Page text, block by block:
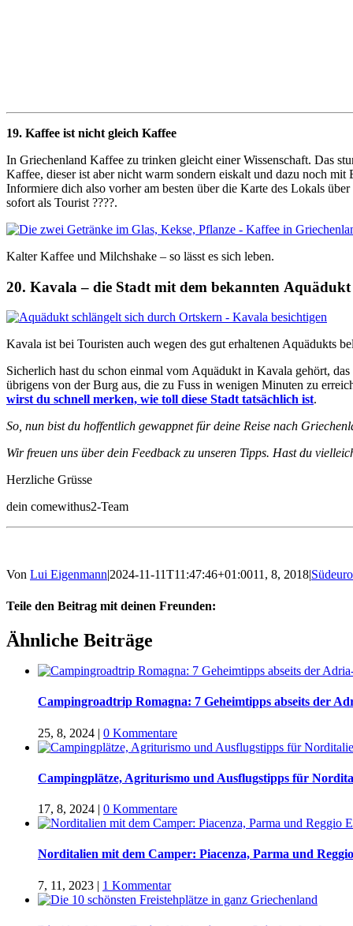
19. Kaffee ist nicht gleich Kaffee
In Griechenland Kaffee zu trinken gleicht einer Wissenschaft. Das
Kaffee, dieser ist aber nicht warm sondern eiskalt und dazu noch
Informiere dich also vorher am besten über die Karte des Lokals
sofort als Tourist ????.
Kalter Kaffee und Milchshake – so lässt es sich leben.
20. Kavala – die Stadt mit dem bekannten Aquädukt
Kavala ist bei Touristen auch wegen des gut erhaltenen Aquädukts
Sicherlich hast du schon einmal vom Aquädukt in Kavala gehört,
übrigens von der Burg aus, die zu Fuss in wenigen Minuten zu
wirst du schnell merken, wie toll diese Stadt tatsächlich ist.
So, nun bist du hoffentlich gewappnet für deine Reise nach
Wir freuen uns über dein Feedback zu unseren Tipps. Hast du
Herzliche Grüsse
dein comewithus2-Team
Von Lui Eigenmann2024-11-11T11:47:46+01:0011, 8, 2018
Teile den Beitrag mit deinen Freunden:
Facebook
Twitter
LinkedIn
Google+
Pinterest
Email
Ähnliche Beiträge
Campingroadtrip Romagna: 7 Geheimtipps abseits der
25, 8, 2024 | 0 Kommentare
Campingplätze, Agriturismo und Ausflugstipps für
17, 8, 2024 | 0 Kommentare
Norditalien mit dem Camper: Piacenza, Parma und
7, 11, 2023 | 1 Kommentar